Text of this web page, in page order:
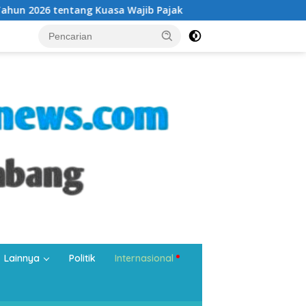
Wajib Pajak BPS Ungkap Konsumsi, Investasi, dan
Lainnya Politik Internasional